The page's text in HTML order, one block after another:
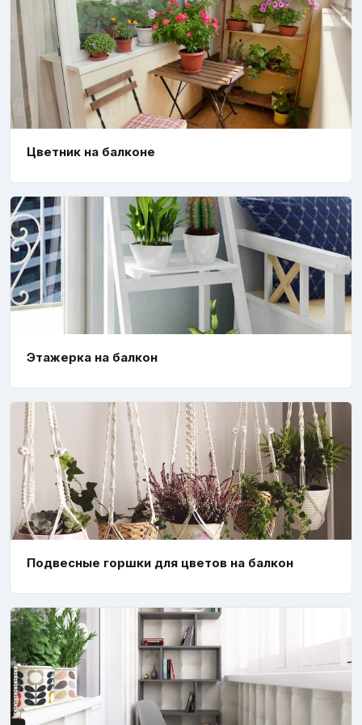
Цветник на балконе
Этажерка на балкон
Подвесные горшки для цветов на балкон